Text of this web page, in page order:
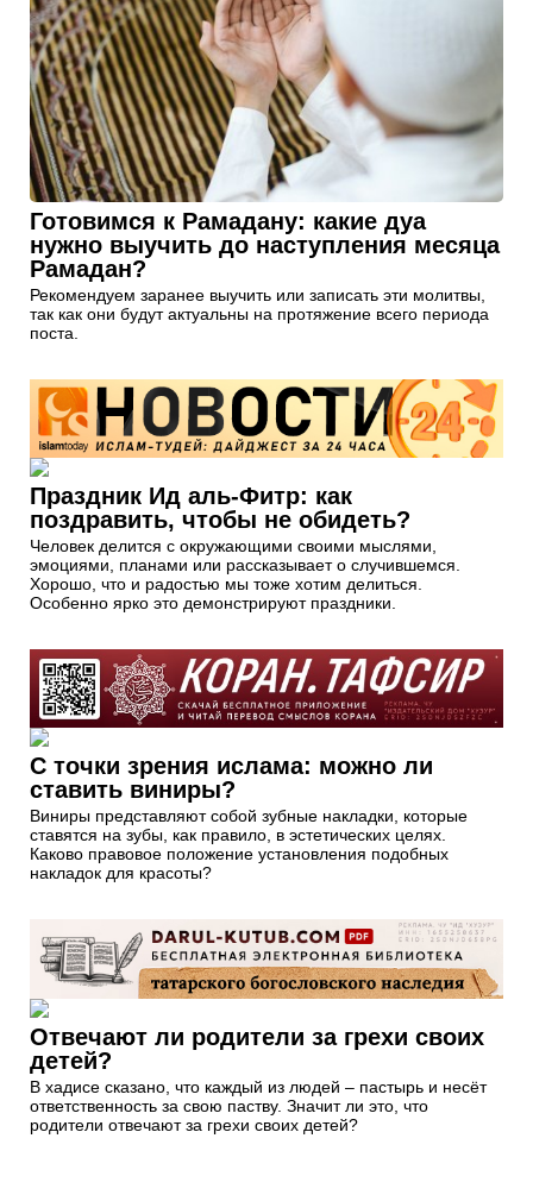
Готовимся к Рамадану: какие дуа
нужно выучить до наступления месяца
Рамадан?
Рекомендуем заранее выучить или записать эти молитвы,
так как они будут актуальны на протяжение всего периода
поста.
Праздник Ид аль-Фитр: как
поздравить, чтобы не обидеть?
Человек делится с окружающими своими мыслями,
эмоциями, планами или рассказывает о случившемся.
Хорошо, что и радостью мы тоже хотим делиться.
Особенно ярко это демонстрируют праздники.
С точки зрения ислама: можно ли
ставить виниры?
Виниры представляют собой зубные накладки, которые
ставятся на зубы, как правило, в эстетических целях.
Каково правовое положение установления подобных
накладок для красоты?
Отвечают ли родители за грехи своих
детей?
В хадисе сказано, что каждый из людей – пастырь и несёт
ответственность за свою паству. Значит ли это, что
родители отвечают за грехи своих детей?